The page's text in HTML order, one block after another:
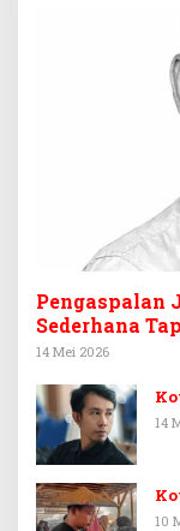
Pengaspalan
Sederhana
14 Mei 2026
14
10